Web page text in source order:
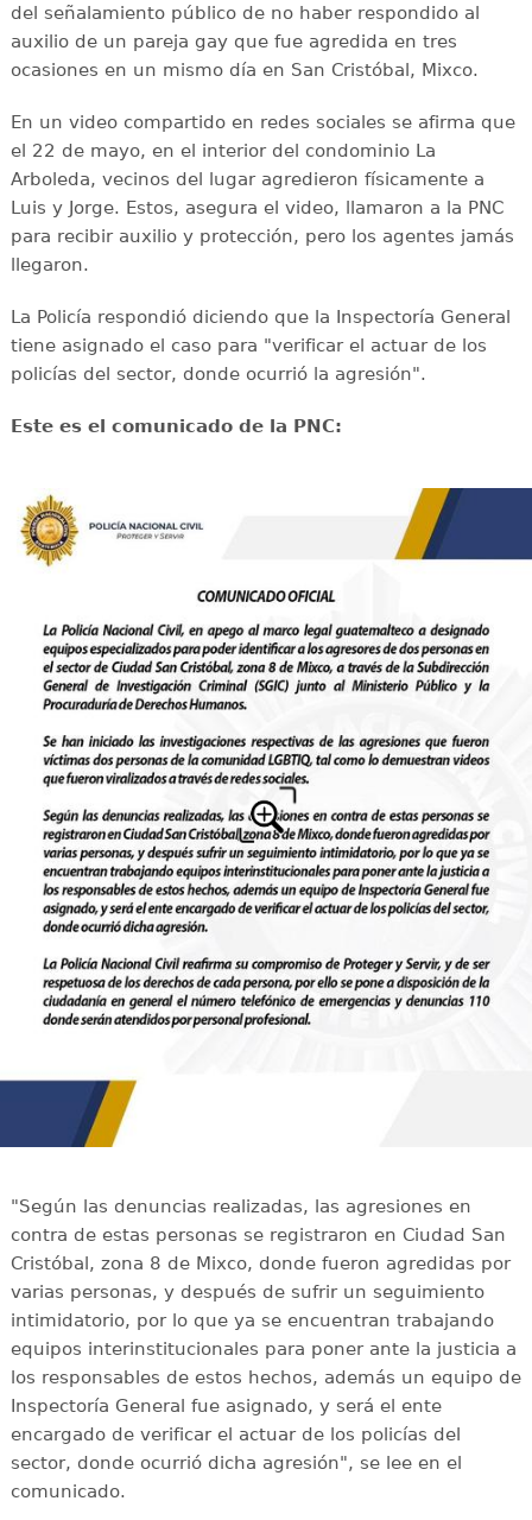
del señalamiento público de no haber respondido al
auxilio de un pareja gay que fue agredida en tres
ocasiones en un mismo día en San Cristóbal, Mixco.
En un video compartido en redes sociales se afirma que
el 22 de mayo, en el interior del condominio La
Arboleda, vecinos del lugar agredieron físicamente a
Luis y Jorge. Estos, asegura el video, llamaron a la PNC
para recibir auxilio y protección, pero los agentes jamás
llegaron.
La Policía respondió diciendo que la Inspectoría General
tiene asignado el caso para "verificar el actuar de los
policías del sector, donde ocurrió la agresión".
Este es el comunicado de la PNC:
"Según las denuncias realizadas, las agresiones en
contra de estas personas se registraron en Ciudad San
Cristóbal, zona 8 de Mixco, donde fueron agredidas por
varias personas, y después de sufrir un seguimiento
intimidatorio, por lo que ya se encuentran trabajando
equipos interinstitucionales para poner ante la justicia a
los responsables de estos hechos, además un equipo de
Inspectoría General fue asignado, y será el ente
encargado de verificar el actuar de los policías del
sector, donde ocurrió dicha agresión", se lee en el
comunicado.